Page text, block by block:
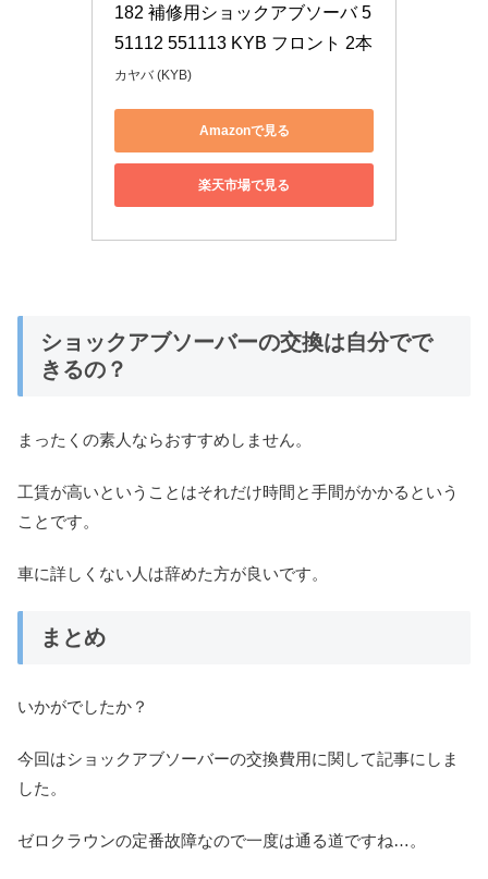
182 補修用ショックアブソーバ 5
51112 551113 KYB フロント 2本
カヤバ (KYB)
Amazonで見る
楽天市場で見る
ショックアブソーバーの交換は自分でで
きるの？
まったくの素人ならおすすめしません。
工賃が高いということはそれだけ時間と手間がかかるという
ことです。
車に詳しくない人は辞めた方が良いです。
まとめ
いかがでしたか？
今回はショックアブソーバーの交換費用に関して記事にしま
した。
ゼロクラウンの定番故障なので一度は通る道ですね…。